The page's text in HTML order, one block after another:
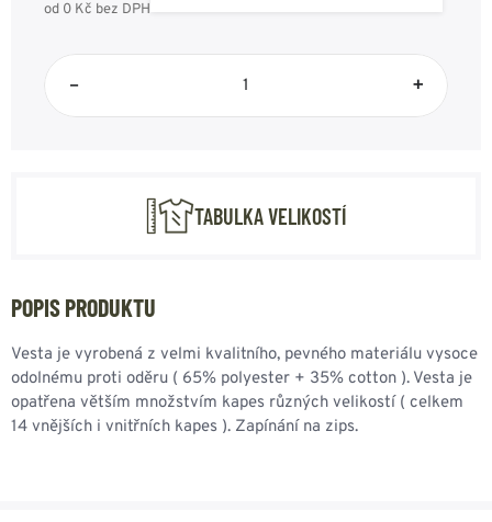
od 0 Kč bez DPH
– +
TABULKA VELIKOSTÍ
POPIS PRODUKTU
Vesta je vyrobená z velmi kvalitního, pevného materiálu vysoce
odolnému proti oděru ( 65% polyester + 35% cotton ). Vesta je
opatřena větším množstvím kapes různých velikostí ( celkem
14 vnějších i vnitřních kapes ). Zapínání na zips.